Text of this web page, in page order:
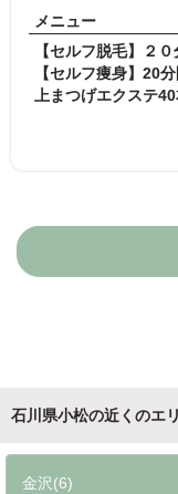
メニュー
上まつげエクステ
石川県小松の近くのエ
金沢(6)